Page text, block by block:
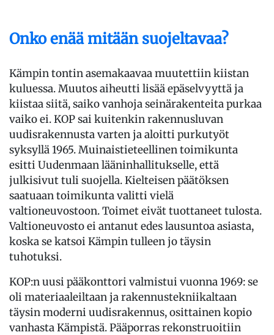
Onko enää mitään suojeltavaa?
Kämpin tontin asemakaavaa muutettiin kiistan
kuluessa. Muutos aiheutti lisää epäselvyyttä ja
kiistaa siitä, saiko vanhoja seinärakenteita purkaa
vaiko ei. KOP sai kuitenkin rakennusluvan
uudisrakennusta varten ja aloitti purkutyöt
syksyllä 1965. Muinaistieteellinen toimikunta
esitti Uudenmaan lääninhallitukselle, että
julkisivut tuli suojella. Kielteisen päätöksen
saatuaan toimikunta valitti vielä
valtioneuvostoon. Toimet eivät tuottaneet tulosta.
Valtioneuvosto ei antanut edes lausuntoa asiasta,
koska se katsoi Kämpin tulleen jo täysin
tuhotuksi.
KOP:n uusi pääkonttori valmistui vuonna 1969: se
oli materiaaleiltaan ja rakennustekniikaltaan
täysin moderni uudisrakennus, osittainen kopio
vanhasta Kämpistä. Pääporras rekonstruoitiin